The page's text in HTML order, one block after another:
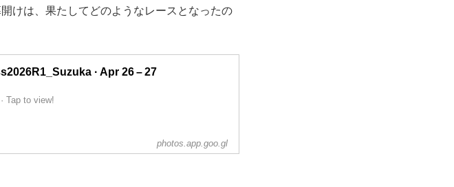
けは、果たしてどのようなレースとなったの
· Apr 26 – 27
Tap to view!
photos.app.goo.gl